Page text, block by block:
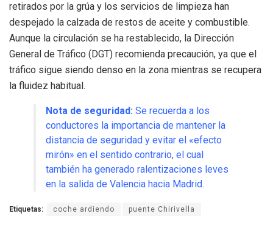
retirados por la grúa y los servicios de limpieza han
despejado la calzada de restos de aceite y combustible.
Aunque la circulación se ha restablecido, la Dirección
General de Tráfico (DGT) recomienda precaución, ya que el
tráfico sigue siendo denso en la zona mientras se recupera
la fluidez habitual.
Nota de seguridad: Se recuerda a los
conductores la importancia de mantener la
distancia de seguridad y evitar el «efecto
mirón» en el sentido contrario, el cual
también ha generado ralentizaciones leves
en la salida de Valencia hacia Madrid.
Etiquetas: coche ardiendo puente Chirivella